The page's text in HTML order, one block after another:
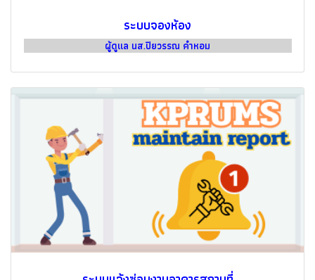
ระบบจองห้อง
ผู้ดูแล นส.ปิยวรรณ คำหอม